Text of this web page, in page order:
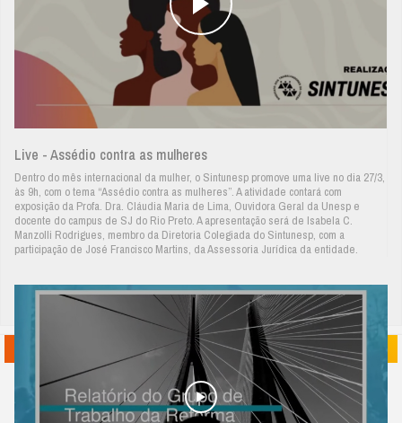
TODAS AS NOTÍCIAS
Live - Assédio contra as mulheres
Dentro do mês internacional da mulher, o Sintunesp promove uma live no dia 27/3,
às 9h, com o tema “Assédio contra as mulheres”. A atividade contará com
exposição da Profa. Dra. Cláudia Maria de Lima, Ouvidora Geral da Unesp e
docente do campus de SJ do Rio Preto. A apresentação será de Isabela C.
Manzolli Rodrigues, membro da Diretoria Colegiada do Sintunesp, com a
participação de José Francisco Martins, da Assessoria Jurídica da entidade.
Galeria de imagens